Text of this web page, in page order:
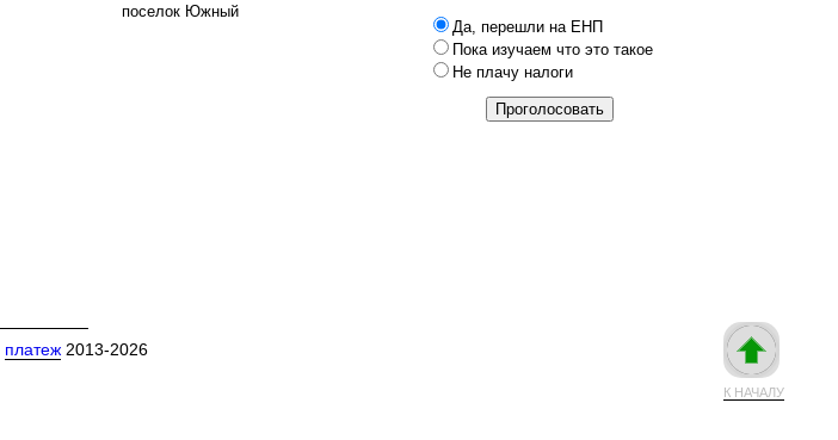
Да, перешли на ЕНП
Пока изучаем что это такое
Не плачу налоги
поселок Южный
К НАЧАЛУ
платеж2013-2026